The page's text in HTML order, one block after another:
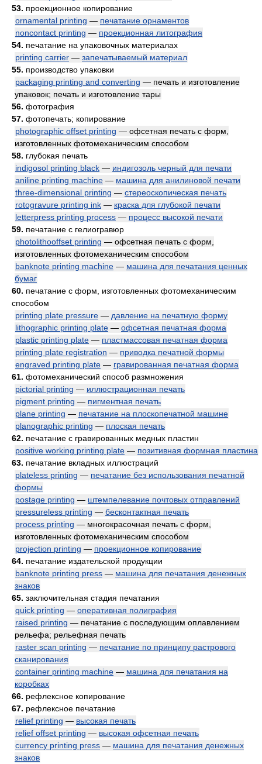
53. проекционное копирование
ornamental printing — печатание орнаментов
noncontact printing — проекционная литография
54. печатание на упаковочных материалах
printing carrier — запечатываемый материал
55. производство упаковки
packaging printing and converting — печать и изготовление
упаковок; печать и изготовление тары
56. фотография
57. фотопечать; копирование
photographic offset printing — офсетная печать с форм,
изготовленных фотомеханическим способом
58. глубокая печать
indigosol printing black — индигозоль черный для печати
aniline printing machine — машина для анилиновой печати
three-dimensional printing — стереоскопическая печать
rotogravure printing ink — краска для глубокой печати
letterpress printing process — процесс высокой печати
59. печатание с гелиогравюр
photolithooffset printing — офсетная печать с форм,
изготовленных фотомеханическим способом
banknote printing machine — машина для печатания ценных
бумаг
60. печатание с форм, изготовленных фотомеханическим
способом
printing plate pressure — давление на печатную форму
lithographic printing plate — офсетная печатная форма
plastic printing plate — пластмассовая печатная форма
printing plate registration — приводка печатной формы
engraved printing plate — гравированная печатная форма
61. фотомеханический способ размножения
pictorial printing — иллюстрационная печать
pigment printing — пигментная печать
plane printing — печатание на плоскопечатной машине
planographic printing — плоская печать
62. печатание с гравированных медных пластин
positive working printing plate — позитивная формная пластина
63. печатание вкладных иллюстраций
plateless printing — печатание без использования печатной
формы
postage printing — штемпелевание почтовых отправлений
pressureless printing — бесконтактная печать
process printing — многокрасочная печать с форм,
изготовленных фотомеханическим способом
projection printing — проекционное копирование
64. печатание издательской продукции
banknote printing press — машина для печатания денежных
знаков
65. заключительная стадия печатания
quick printing — оперативная полиграфия
raised printing — печатание с последующим оплавлением
рельефа; рельефная печать
raster scan printing — печатание по принципу растрового
сканирования
container printing machine — машина для печатания на
коробках
66. рефлексное копирование
67. рефлексное печатание
relief printing — высокая печать
relief offset printing — высокая офсетная печать
currency printing press — машина для печатания денежных
знаков